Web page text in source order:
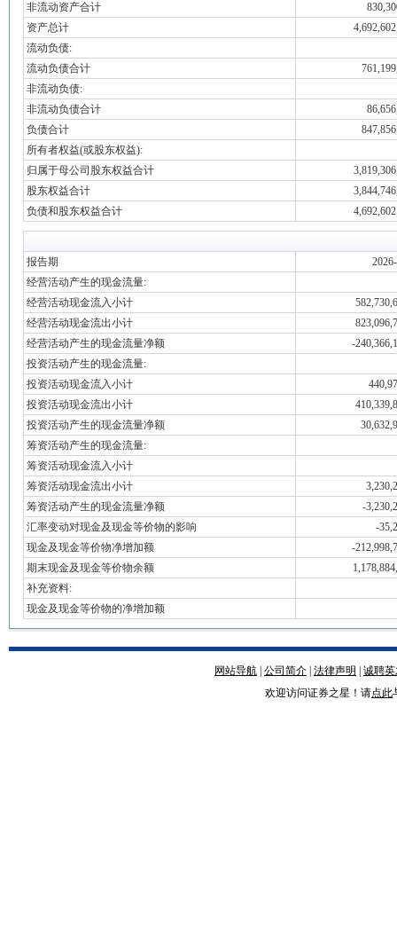
非流动资产合计
资产总计
流动负债:
流动负债合计
非流动负债:
非流动负债合计
负债合计
所有者权益(或股东权益):
归属于母公司股东权益合计
股东权益合计
负债和股东权益合计
报告期
经营活动产生的现金流量:
经营活动现金流入小计
经营活动现金流出小计
经营活动产生的现金流量净额
-
投资活动产生的现金流量:
投资活动现金流入小计
投资活动现金流出小计
投资活动产生的现金流量净额
筹资活动产生的现金流量:
筹资活动现金流入小计
筹资活动现金流出小计
筹资活动产生的现金流量净额
-
汇率变动对现金及现金等价物的影响
-
现金及现金等价物净增加额
-
期末现金及现金等价物余额
补充资料:
现金及现金等价物的净增加额
网站导航 公司简介 法律声明
诚聘
欢迎访问证券之星！请点此